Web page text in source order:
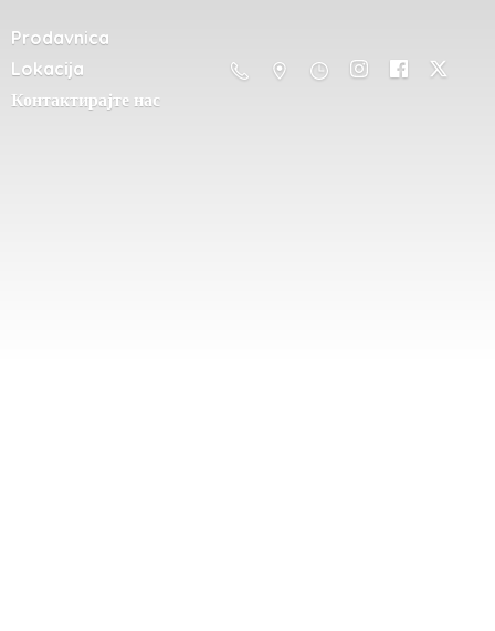
Prodavnica
Lokacija
Контактирајте нас